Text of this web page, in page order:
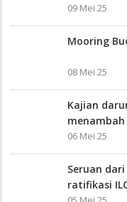
09 Mei 25
Mooring
08 Mei 25
Kajian
06 Mei 25
Seruan
ratifikasi